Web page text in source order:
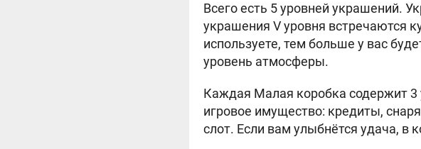
Всего есть 5 уровней украшений.
украшения V уровня встречаются
используете, тем больше у вас
уровень атмосферы.
Каждая Малая коробка содержит 3
игровое имущество: кредиты,
слот. Если вам улыбнётся удача, в